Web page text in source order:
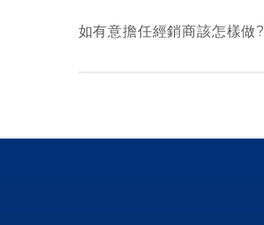
如有意擔任經銷商該怎樣做?